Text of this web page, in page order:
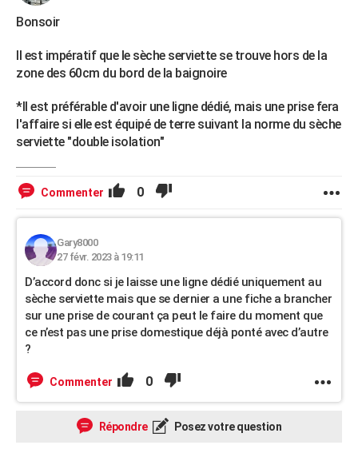
Bonsoir
Il est impératif que le sèche serviette se trouve hors de la
zone des 60cm du bord de la baignoire
*Il est préférable d'avoir une ligne dédié, mais une prise fera
l'affaire si elle est équipé de terre suivant la norme du sèche
serviette "double isolation"
Commenter 0
Gary8000
27 févr. 2023 à 19:11
D’accord donc si je laisse une ligne dédié uniquement au
sèche serviette mais que se dernier a une fiche a brancher
sur une prise de courant ça peut le faire du moment que
ce n’est pas une prise domestique déjà ponté avec d’autre
?
Commenter 0
Répondre Posez votre question